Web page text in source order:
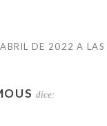
DE 2022 A
dice: